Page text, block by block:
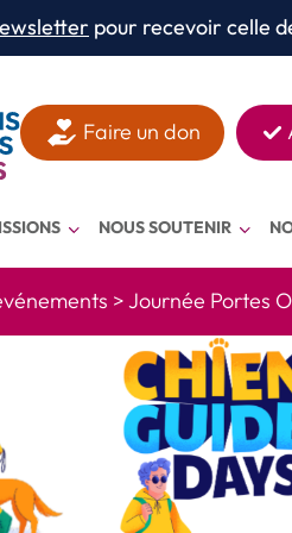
pour recevoir celle
Faire un don
NOUS SOUTENIR
>Journée Portes